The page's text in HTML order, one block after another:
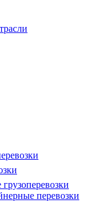
перевозки